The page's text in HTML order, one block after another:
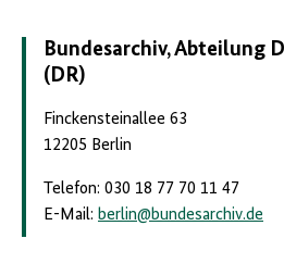
Bundesarchiv, Abteilung
(DR)
Finckensteinallee 63
12205 Berlin
Telefon: 030 18 77 70 11 47
E-Mail: berlin@bundesarchiv.de